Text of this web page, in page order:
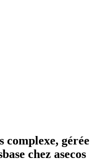
complexe, gérée
chez asecos